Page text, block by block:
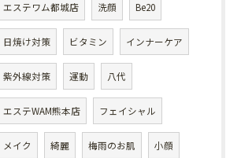
エステワム都城店 洗顔 Be20
日焼け対策 ビタミン インナーケア
紫外線対策 運動 八代
エステWAM熊本店 フェイシャル
メイク 綺麗 梅雨のお肌 小顔